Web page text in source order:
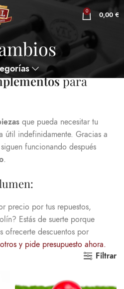
0 0,00€
para
que pueda necesitar tu
útil indefinidamente. Gracias a
funcionando después
.
precio por tus repuestos,
Estás de suerte porque
ofrecerte descuentos por
y pide presupuesto ahora.
Filtrar